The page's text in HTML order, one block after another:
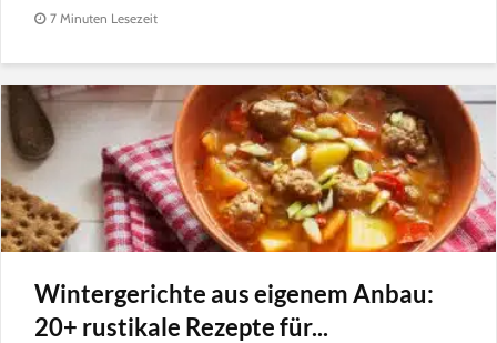
7 Minuten Lesezeit
Wintergerichte aus eigenem Anbau:
20+ rustikale Rezepte für...